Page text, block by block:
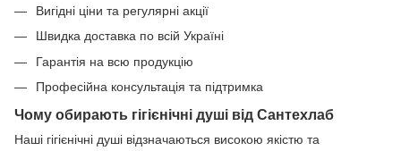
Вигідні ціни та регулярні акції
Швидка доставка по всій Україні
Гарантія на всю продукцію
Професійна консультація та підтримка
Чому обирають гігієнічні душі від Сантехлаб
Наші гігієнічні душі відзначаються високою якістю та